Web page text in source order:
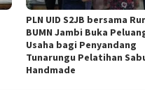
PLN UID S2JB bersama
BUMN Jambi Buka
Usaha bagi Penyandang
Tunarungu Pelatihan
Handmade